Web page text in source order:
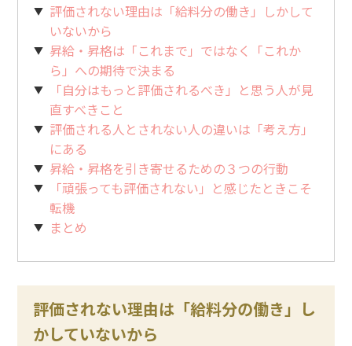
評価されない理由は「給料分の働き」しかして
いないから
昇給・昇格は「これまで」ではなく「これか
ら」への期待で決まる
「自分はもっと評価されるべき」と思う人が見
直すべきこと
評価される人とされない人の違いは「考え方」
にある
昇給・昇格を引き寄せるための３つの行動
「頑張っても評価されない」と感じたときこそ
転機
まとめ
評価されない理由は「給料分の働き」し
かしていないから